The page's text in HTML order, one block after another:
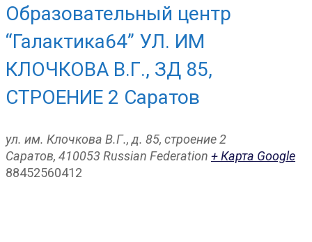
Образовательный центр
“Галактика64” УЛ. ИМ
КЛОЧКОВА В.Г., ЗД 85,
СТРОЕНИЕ 2 Саратов
ул. им. Клочкова В.Г., д. 85, строение 2
Саратов, 410053 Russian Federation + Карта Google
88452560412